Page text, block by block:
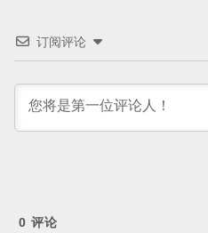
订阅评论
0 评论